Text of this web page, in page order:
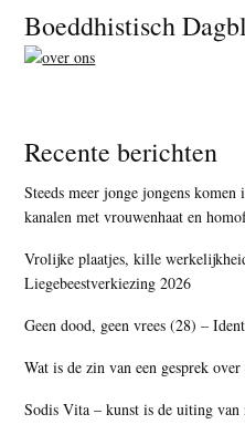
Footer
Boeddhistisch
Recente berichten
Steeds meer jonge jongens
kanalen met vrouwenhaat en
Vrolijke plaatjes, kille
Liegebeestverkiezing 2026
Geen dood, geen vrees (28) –
Wat is de zin van een gesprek
Sodis Vita – kunst is de uiting